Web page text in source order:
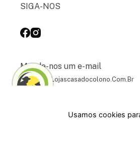
Usamos cookies
SIGA-NOS
Mande-nos um e-mail
Contato@lojascasadocolono.com.br